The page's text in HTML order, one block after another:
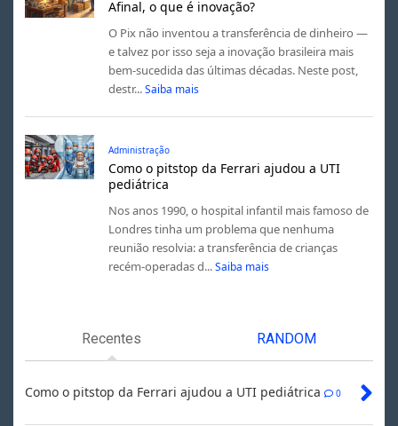
Afinal, o que é inovação?
O Pix não inventou a transferência de dinheiro —
e talvez por isso seja a inovação brasileira mais
bem-sucedida das últimas décadas. Neste post,
destr... Saiba mais
Administração
Como o pitstop da Ferrari ajudou a UTI
pediátrica
Nos anos 1990, o hospital infantil mais famoso de
Londres tinha um problema que nenhuma
reunião resolvia: a transferência de crianças
recém-operadas d... Saiba mais
Recentes RANDOM
Como o pitstop da Ferrari ajudou a UTI pediátrica 0